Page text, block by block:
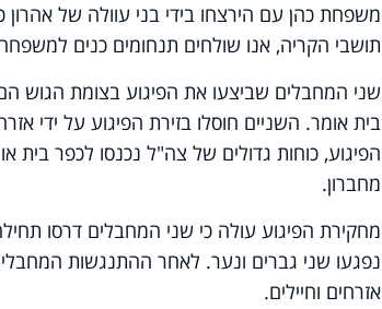
משפחת כהן עם הירצחו בידי בני עוולה של
תושבי הקריה, אנו שולחים תנחומים כנים
הפיגוע, כוחות גדולים של צה"ל נכנסו לכפר בית
מחברון.
מחקירת הפיגוע עולה כי שני המחבלים דרסו
נפגעו שני גברים ונער. לאחר ההתנגשות
אזרחים וחיילים.